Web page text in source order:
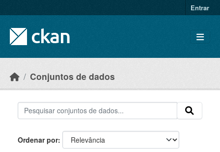
Entrar
Conjuntos de dados
Ordenar por